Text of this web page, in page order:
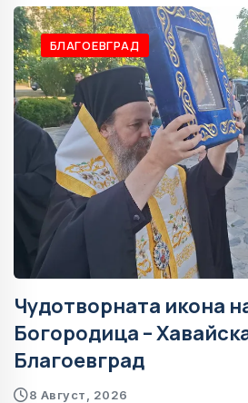
БЛАГОЕВГРАД
Чудотворната икона
Богородица –
Благоевград
8 Август, 2026